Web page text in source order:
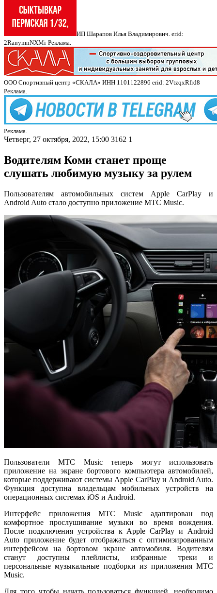
ИП Шарапов Илья Владимирович. erid:
2RanymnNXMi Реклама.
ООО Спортивный центр «СКАЛА» ИНН 1101122896 erid: 2VtzqxRfrd8
Реклама.
Реклама.
Четверг, 27 октября, 2022, 15:00 3162 1
Водителям Коми станет проще
слушать любимую музыку за рулем
Пользователям автомобильных систем Apple CarPlay и
Android Auto стало доступно приложение МТС Music.
Пользователи МТС Music теперь могут использовать
приложение на экране бортового компьютера автомобилей,
которые поддерживают системы Apple CarPlay и Android Auto.
Функция доступна владельцам мобильных устройств на
операционных системах iOS и Android.
Интерфейс приложения МТС Music адаптирован под
комфортное прослушивание музыки во время вождения.
После подключения устройства к Apple CarPlay и Android
Auto приложение будет отображаться с оптимизированным
интерфейсом на бортовом экране автомобиля. Водителям
станут доступны плейлисты, избранные треки и
персональные музыкальные подборки из приложения МТС
Music.